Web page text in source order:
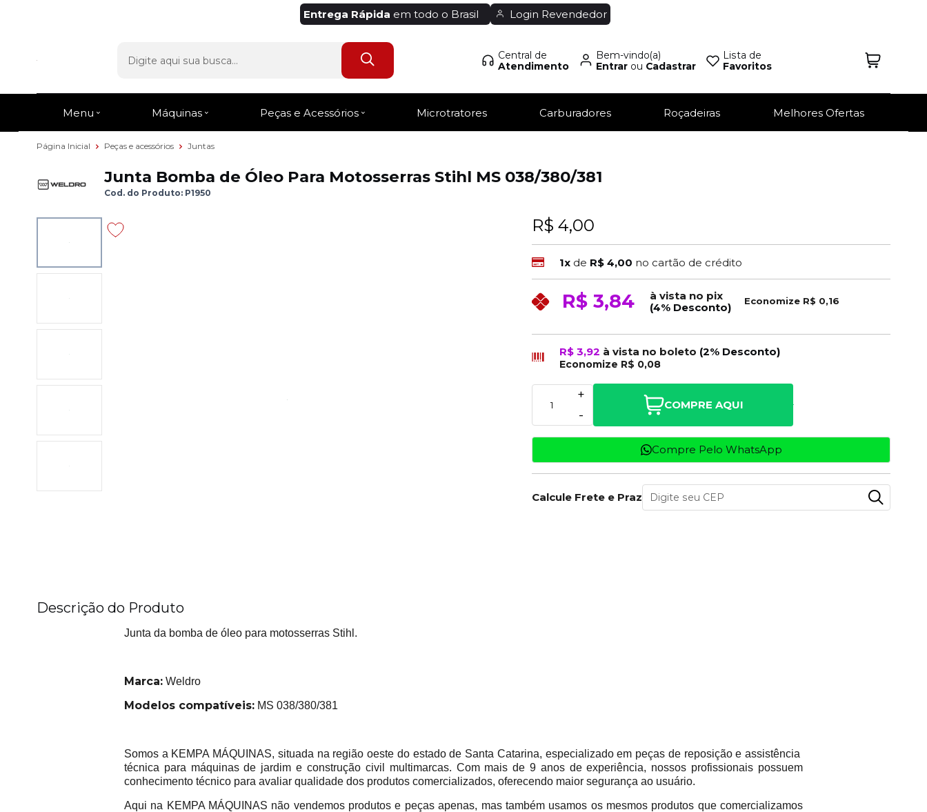
Entrega Rápida em todo o Brasil Login Revendedor
Central de
Atendimento
Bem-vindo(a)
Entrarou Cadastrar
Lista de
Favoritos
Menu Máquinas Peças e Acessórios Microtratores Carburadores Roçadeiras Melhores Ofertas
Página Inicial Peças e acessórios Juntas
Junta Bomba de Óleo Para Motosserras Stihl MS 038/380/381
Cod. do Produto: P1950
R$ 4,00
1x de R$ 4,00 no cartão de crédito
R$ 3,84
à vista no pix
(4% Desconto)
Economize R$ 0,16
R$ 3,92 à vista no boleto (2% Desconto)
Economize R$ 0,08
-
+
COMPRE AQUI
Compre Pelo WhatsApp
Calcule Frete e Prazo
Descrição do Produto
Junta da bomba de óleo para motosserras Stihl.
Marca: Weldro
Modelos compatíveis: MS 038/380/381
Somos a KEMPA MÁQUINAS, situada na região oeste do estado de Santa Catarina, especializado em peças de reposição e assistência
técnica para máquinas de jardim e construção civil multimarcas. Com mais de 9 anos de experiência, nossos profissionais possuem
conhecimento técnico para avaliar qualidade dos produtos comercializados, oferecendo maior segurança ao usuário.
Aqui na KEMPA MÁQUINAS não vendemos produtos e peças apenas, mas também usamos os mesmos produtos que comercializamos